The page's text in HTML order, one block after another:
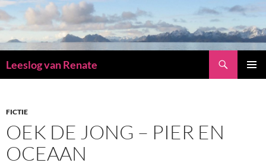
Leeslog van Renate
INHOUD
FICTIE
OEK DE JONG – PIER EN
OCEAAN